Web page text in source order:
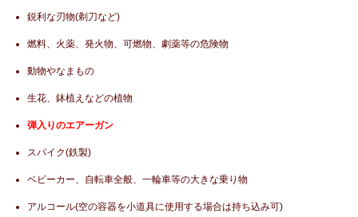
鋭利な刃物(剃刀など)
燃料、火薬、発火物、可燃物、劇薬等の危険物
動物やなまもの
生花、鉢植えなどの植物
弾入りのエアーガン
スパイク(鉄製)
ベビーカー、自転車全般、一輪車等の大きな乗り物
アルコール(空の容器を小道具に使用する場合は持ち込み可)